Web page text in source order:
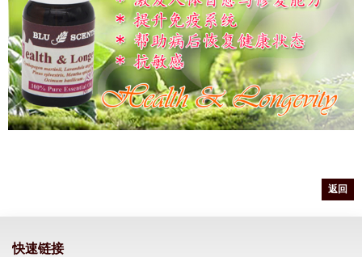
返回
快速链接